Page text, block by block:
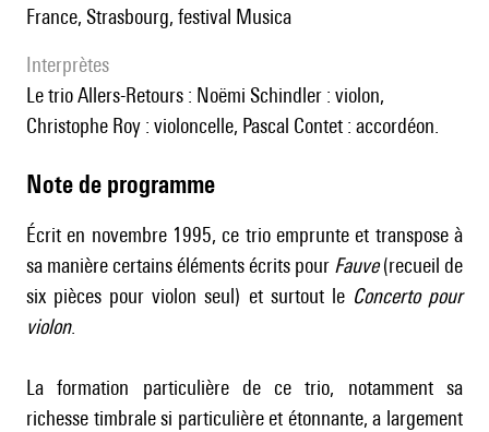
France, Strasbourg, festival Musica
interprètes
le trio Allers-Retours : Noëmi Schindler : violon,
Christophe Roy : violoncelle, Pascal Contet : accordéon.
Note de programme
Écrit en novembre 1995, ce trio emprunte et transpose à
sa manière certains éléments écrits pour Fauve(recueil de
six pièces pour violon seul) et surtout le Concerto pour
violon.
La formation particulière de ce trio, notamment sa
richesse timbrale si particulière et étonnante, a largement